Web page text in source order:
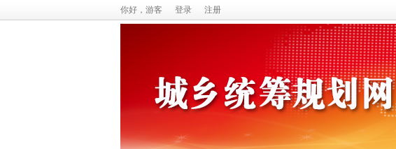
你好，游客 登录 注册